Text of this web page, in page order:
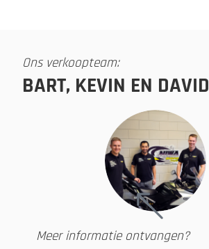
Ons verkoopteam:
BART, KEVIN EN DAVID
Meer informatie ontvangen?